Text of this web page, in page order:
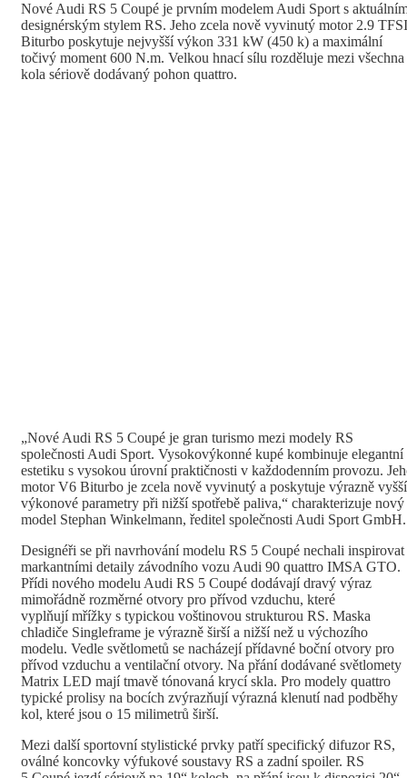
Nové Audi RS 5 Coupé je prvním modelem Audi Sport s
designérským stylem RS. Jeho zcela nově vyvinutý motor 2.9 TFSI
Biturbo poskytuje nejvyšší výkon 331 kW (450 k) a maximální
točivý moment 600 N.m. Velkou hnací sílu rozděluje mezi všechna
kola sériově dodávaný pohon quattro.
„Nové Audi RS 5 Coupé je gran turismo mezi modely RS
společnosti Audi Sport. Vysokovýkonné kupé kombinuje elegantní
estetiku s vysokou úrovní praktičnosti v každodenním provozu.
motor V6 Biturbo je zcela nově vyvinutý a poskytuje výrazně vyšší
výkonové parametry při nižší spotřebě paliva,“ charakterizuje nový
model Stephan Winkelmann, ředitel společnosti Audi Sport GmbH.
Designéři se při navrhování modelu RS 5 Coupé nechali inspirovat
markantními detaily závodního vozu Audi 90 quattro IMSA GTO.
Přídi nového modelu Audi RS 5 Coupé dodávají dravý výraz
mimořádně rozměrné otvory pro přívod vzduchu, které
vyplňují mřížky s typickou voštinovou strukturou RS. Maska
chladiče Singleframe je výrazně širší a nižší než u výchozího
modelu. Vedle světlometů se nacházejí přídavné boční otvory pro
přívod vzduchu a ventilační otvory. Na přání dodávané světlomety
Matrix LED mají tmavě tónovaná krycí skla. Pro modely quattro
typické prolisy na bocích zvýrazňují výrazná klenutí nad podběhy
kol, které jsou o 15 milimetrů širší.
Mezi další sportovní stylistické prvky patří specifický difuzor RS,
oválné koncovky výfukové soustavy RS a zadní spoiler. RS